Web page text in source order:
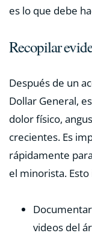
es lo que debe
Recopilar
Después de un
Dollar General,
dolor físico,
crecientes. Es
rápidamente
el minorista.
videos del